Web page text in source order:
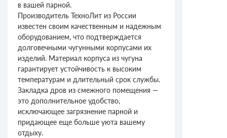
в вашей парной.
Производитель ТехноЛит из России
известен своим качественным и надежным
оборудованием, что подтверждается
долговечными чугунными корпусами их
изделий. Материал корпуса из чугуна
гарантирует устойчивость к высоким
температурам и длительный срок службы.
Закладка дров из смежного помещения —
это дополнительное удобство,
исключающее загрязнение парной и
придающее еще больше уюта вашему
отдыху.